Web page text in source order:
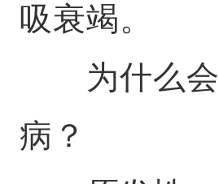
吸衰竭。
为什么会
病？